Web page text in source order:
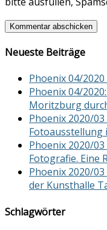
Neueste Beiträge
Phoenix 04/
Phoenix 04/
Moritzburg
Phoenix 2020/
Fotoausstellung
Phoenix 2020/
Fotografie. Eine
Phoenix 2020/
der Kunsthalle
Schlagwörter